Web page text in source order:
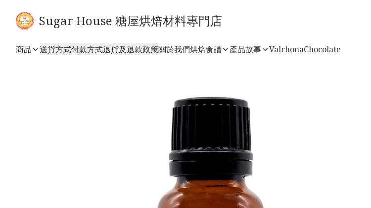
Sugar House 糖屋烘焙材料專門店
商品 送貨方式付款方式退貨及退款政策關於我們烘焙食譜 產品故事 ValrhonaChocolate